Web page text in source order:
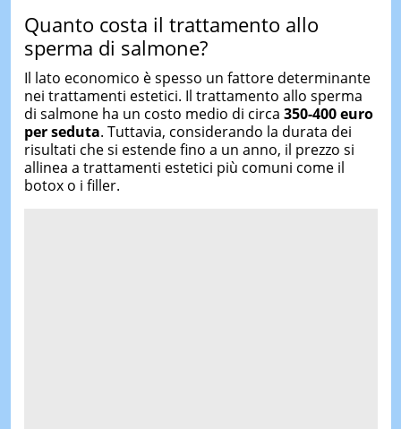
Quanto costa il trattamento allo
sperma di salmone?
Il lato economico è spesso un fattore determinante
nei trattamenti estetici. Il trattamento allo sperma
di salmone ha un costo medio di circa 350-400 euro
per seduta. Tuttavia, considerando la durata dei
risultati che si estende fino a un anno, il prezzo si
allinea a trattamenti estetici più comuni come il
botox o i filler.